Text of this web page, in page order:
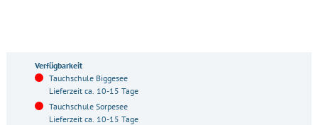
Verfügbarkeit
Tauchschule Biggesee
Lieferzeit ca. 10-15 Tage
Tauchschule Sorpesee
Lieferzeit ca. 10-15 Tage